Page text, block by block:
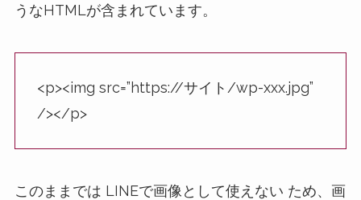
うなHTMLが含まれています。
<p><img src=”https://サイト/wp-xxx.jpg”
/></p>
このままでは LINEで画像として使えない ため、画